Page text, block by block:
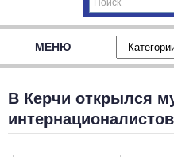
МЕНЮ
В Керчи открылся
интернационалистов